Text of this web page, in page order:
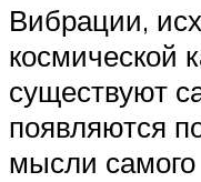
Вибрации,
космической
существуют
появляются
мысли